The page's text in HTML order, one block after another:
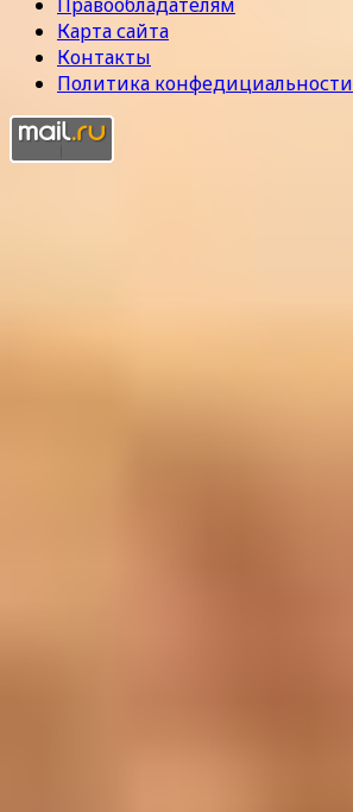
Карта сайта
Контакты
Политика конфедициальности